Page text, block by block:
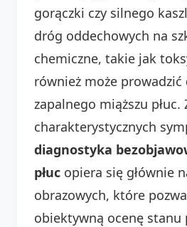
gorączki czy silnego
dróg oddechowych na
chemiczne, takie jak
również może prowadzić
zapalnego miąższu
charakterystycznych
diagnostyka
płuc opiera się głównie
obrazowych, które
obiektywną ocenę stanu